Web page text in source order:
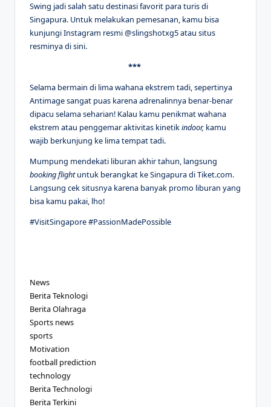
Swing jadi salah satu destinasi favorit para turis di
Singapura. Untuk melakukan pemesanan, kamu bisa
kunjungi Instagram resmi @slingshotxg5 atau situs
resminya di sini.
***
Selama bermain di lima wahana ekstrem tadi, sepertinya
Antimage sangat puas karena adrenalinnya benar-benar
dipacu selama seharian! Kalau kamu penikmat wahana
ekstrem atau penggemar aktivitas kinetikindoor, kamu
wajib berkunjung ke lima tempat tadi.
Mumpung mendekati liburan akhir tahun, langsung
booking flightuntuk berangkat ke Singapura di Tiket.com.
Langsung cek situsnya karena banyak promo liburan yang
bisa kamu pakai, lho!
#VisitSingapore #PassionMadePossible
News
Berita Teknologi
Berita Olahraga
Sports news
sports
Motivation
football prediction
technology
Berita Technologi
Berita Terkini